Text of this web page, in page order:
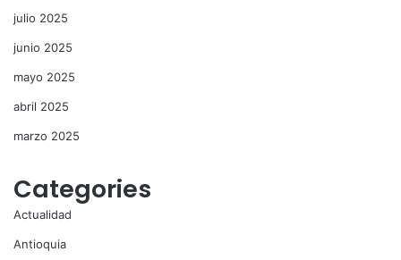
julio 2025
junio 2025
mayo 2025
abril 2025
marzo 2025
Categories
Actualidad
Antioquia